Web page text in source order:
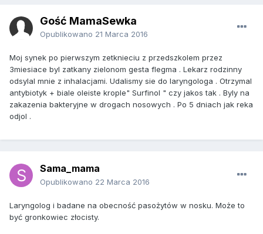
Gość MamaSewka
Opublikowano 21 Marca 2016
Moj synek po pierwszym zetknieciu z przedszkolem przez
3miesiace byl zatkany zielonom gesta flegma . Lekarz rodzinny
odsylal mnie z inhalacjami. Udalismy sie do laryngologa . Otrzymal
antybiotyk + biale oleiste krople" Surfinol " czy jakos tak . Byly na
zakazenia bakteryjne w drogach nosowych . Po 5 dniach jak reka
odjol .
Sama_mama
Opublikowano 22 Marca 2016
Laryngolog i badane na obecność pasożytów w nosku. Może to
być gronkowiec złocisty.